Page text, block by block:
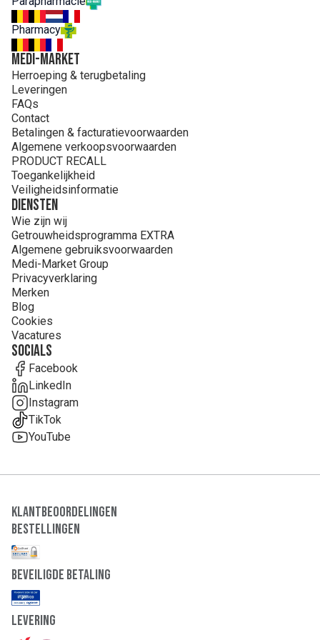
TERPINEOL. TERPINOLENE. TOCOPHERYL ACETATE.
TROPAEOLUM MAJUS EXTRACT
Pharmacy
MEDI-MARKET
Herroeping & terugbetaling
Leveringen
FAQs
Contact
Betalingen & facturatievoorwaarden
Algemene verkoopsvoorwaarden
PRODUCT RECALL
Toegankelijkheid
Veiligheidsinformatie
Diensten
Wie zijn wij
Getrouwheidsprogramma EXTRA
Algemene gebruiksvoorwaarden
Medi-Market Group
Privacyverklaring
Merken
Blog
Cookies
Vacatures
Socials
Facebook
LinkedIn
Instagram
TikTok
YouTube
Klantbeoordelingen
Bestellingen
Beveiligde Betaling
Levering